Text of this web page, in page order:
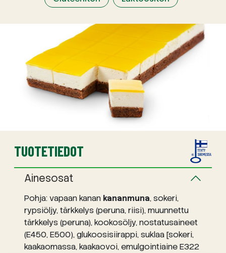
TUOTETIEDOT
Ainesosat
Pohja: vapaan kanan kananmuna, sokeri,
rypsiöljy, tärkkelys (peruna, riisi), muunnettu
tärkkelys (peruna), kookosöljy, nostatusaineet
(E450, E500), glukoosisiirappi, suklaa [sokeri,
kaakaomassa, kaakaovoi, emulgointiaine E322